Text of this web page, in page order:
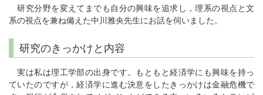
研究分野を変えてまでも自分の興味を追求し，理系の視点と文
系の視点を兼ね備えた中川雅央先生にお話を伺いました。
研究のきっかけと内容
実は私は理工学部の出身です。もともと経済学にも興味を持っ
ていたのですが，経済学に進む決意をしたきっかけは金融危機で